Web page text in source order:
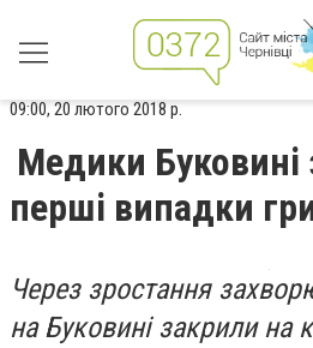
09:00, 20 лютого 2018 р.
Медики Буковині
перші випадки
Через зростання
на Буковині закрили на